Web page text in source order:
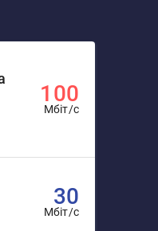
100
Мбіт/с
30
Мбіт/с